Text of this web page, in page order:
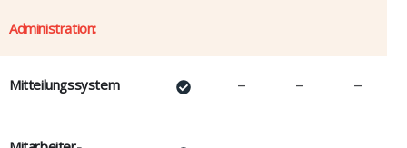
Administration:
Mitteilungssystem – – –